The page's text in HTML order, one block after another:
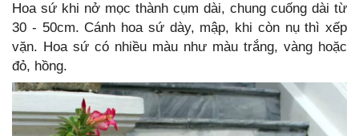
Hoa sứ khi nở mọc thành cụm dài, chung cuống dài từ
30 - 50cm. Cánh hoa sứ dày, mập, khi còn nụ thì xếp
vặn. Hoa sứ có nhiều màu như màu trắng, vàng hoặc
đỏ, hồng.